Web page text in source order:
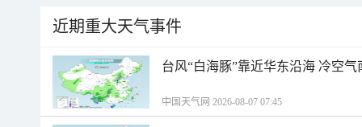
近期重大天气事件
台风“白海豚”靠近华东沿海 冷空
中国天气网 2026-08-07 07:45